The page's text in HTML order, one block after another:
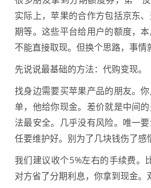
实际上，苹果的合作方包括京东
期等。这些平台给用户的额度，
不能直接取现。但换个思路，事情
先说说最基础的方法：代购变现。
找身边需要买苹果产品的朋友。
单，他给你现金。差价就是中间
法最安全。几乎没有风险。唯一
任要维护好。别为了几块钱伤了感
我们建议收个5%左右的手续费。
对方省了分期利息，你拿到现金。